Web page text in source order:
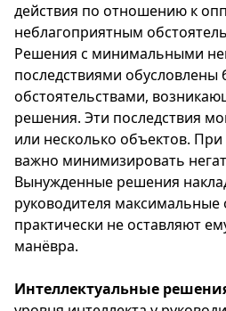
действия по отношению к
неблагоприятным
Решения с минимальными
последствиями
обстоятельствами,
решения. Эти последствия
или несколько объектов.
важно минимизировать
Вынужденные решения
руководителя максимальные
практически не оставляют
манёвра.
Интеллектуальные